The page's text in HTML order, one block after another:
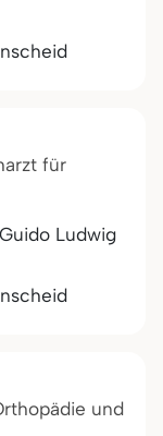
für
Ludwig
und